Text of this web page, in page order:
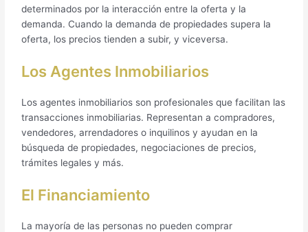
determinados por la interacción entre la oferta y la
demanda. Cuando la demanda de propiedades supera la
oferta, los precios tienden a subir, y viceversa.
Los Agentes Inmobiliarios
Los agentes inmobiliarios son profesionales que facilitan las
transacciones inmobiliarias. Representan a compradores,
vendedores, arrendadores o inquilinos y ayudan en la
búsqueda de propiedades, negociaciones de precios,
trámites legales y más.
El Financiamiento
La mayoría de las personas no pueden comprar